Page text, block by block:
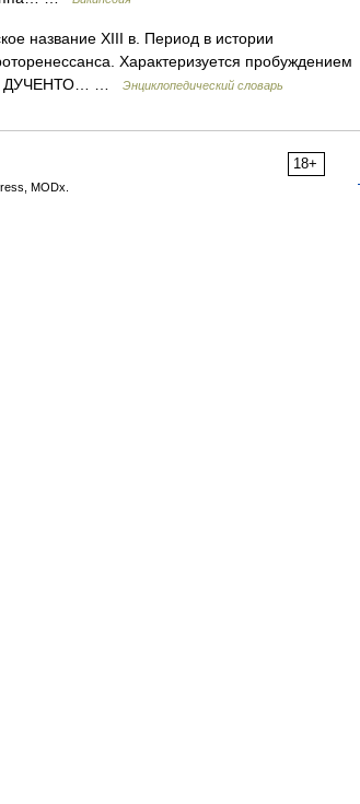
название XIII в. Период в истории
Характеризуется пробуждением
* * ДУЧЕНТО… …
Энциклопедический словарь
18+
MODx.